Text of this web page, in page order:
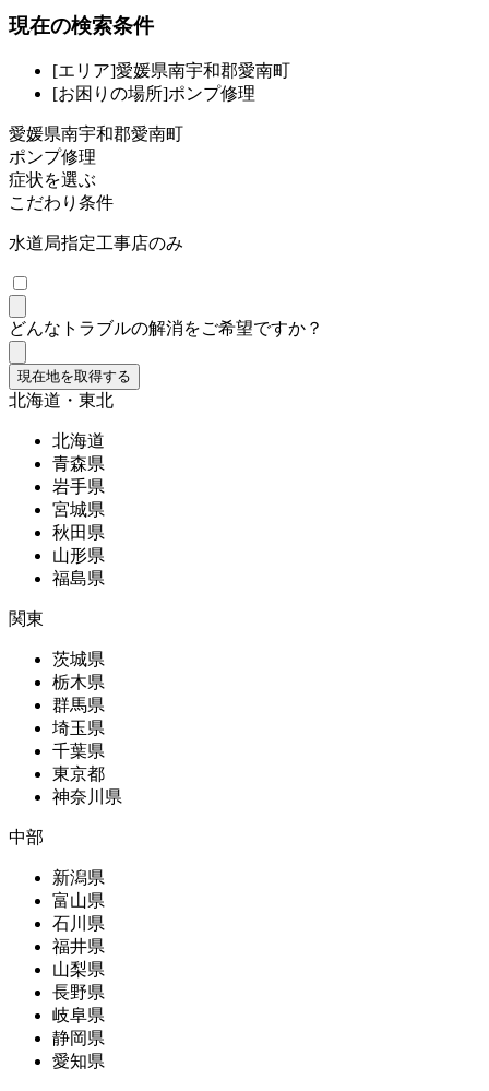
現在の検索条件
[エリア]愛媛県南宇和郡愛南町
[お困りの場所]ポンプ修理
愛媛県南宇和郡愛南町
ポンプ修理
症状を選ぶ
こだわり条件
水道局指定工事店のみ
どんなトラブルの解消をご希望ですか？
現在地を取得する
北海道・東北
北海道
青森県
岩手県
宮城県
秋田県
山形県
福島県
関東
茨城県
栃木県
群馬県
埼玉県
千葉県
東京都
神奈川県
中部
新潟県
富山県
石川県
福井県
山梨県
長野県
岐阜県
静岡県
愛知県